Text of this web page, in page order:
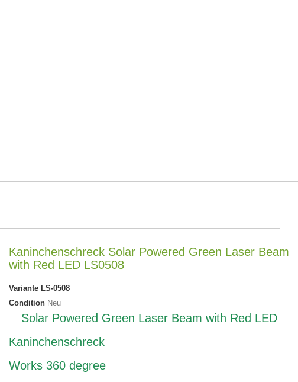
Kaninchenschreck Solar Powered Green Laser Beam
with Red LED LS0508
Variante LS-0508
Condition Neu
Solar Powered Green Laser Beam with Red LED
Kaninchenschreck
Works 360 degree